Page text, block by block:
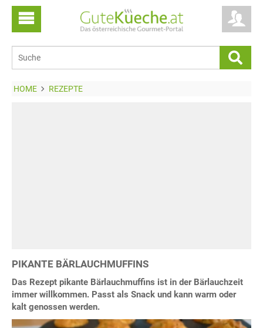
HOME REZEPTE
PIKANTE BÄRLAUCHMUFFINS
Das Rezept pikante Bärlauchmuffins ist in der Bärlauchzeit
immer willkommen. Passt als Snack und kann warm oder
kalt genossen werden.